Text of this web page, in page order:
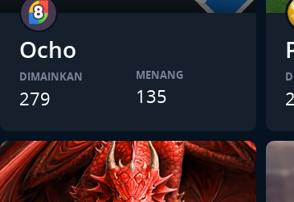
Ocho
DIMAINKAN
279
MENANG
135